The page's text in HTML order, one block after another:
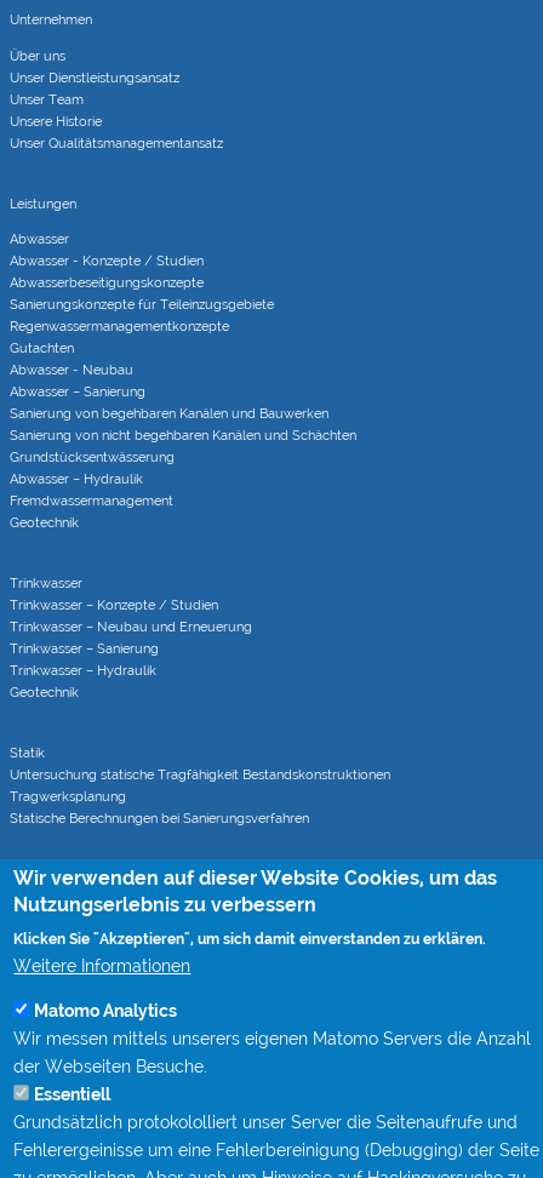
Unternehmen
Über uns
Unser Dienstleistungsansatz
Unser Team
Unsere Historie
Unser Qualitätsmanagementansatz
Leistungen
Abwasser
Abwasser - Konzepte / Studien
Abwasserbeseitigungs­konzepte
Sanierungs­konzepte für Teileinzugs­gebiete
Regenwasser­managementkonzepte
Gutachten
Abwasser - Neubau
Abwasser – Sanierung
Sanierung von begehbaren Kanälen und Bauwerken
Sanierung von nicht begehbaren Kanälen und Schächten
Grundstücks­entwässerung
Abwasser – Hydraulik
Fremdwasser­manage­ment
Geotechnik
Trinkwasser
Trinkwasser – Konzepte / Studien
Trinkwasser – Neubau und Erneuerung
Trinkwasser – Sanierung
Trinkwasser – Hydraulik
Geotechnik
Statik
Untersuchung statische Tragfähigkeit Bestandskonstruktionen
Tragwerksplanung
Statische Berechnungen bei Sanierungsverfahren
Rohrvortrieb
Monitoring von Rohrvortrieben (CoJack)
Mitgliedschaften
Berufsbegleitende Qualifizierung bei STEIN Ingenieure
Publikationen
Fachgespräche Rohrvortrieb
Kanalgipfel
Wir verwenden auf dieser Website Cookies, um das
Nutzungserlebnis zu verbessern
Klicken Sie "Akzeptieren", um sich damit einverstanden zu erklären.
Weitere Informationen
Matomo Analytics
Wir messen mittels unserers eigenen Matomo Servers die Anzahl
der Webseiten Besuche.
Essentiell
Grundsätzlich protokololliert unser Server die Seitenaufrufe und
Fehlerergeinisse um eine Fehlerbereinigung (Debugging) der Seite